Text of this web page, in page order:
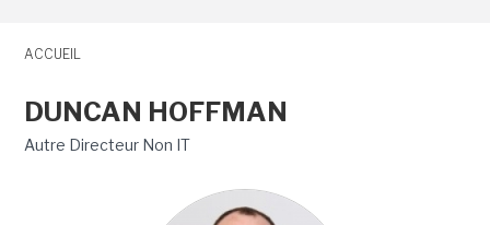
ACCUEIL
DUNCAN HOFFMAN
Autre Directeur Non IT